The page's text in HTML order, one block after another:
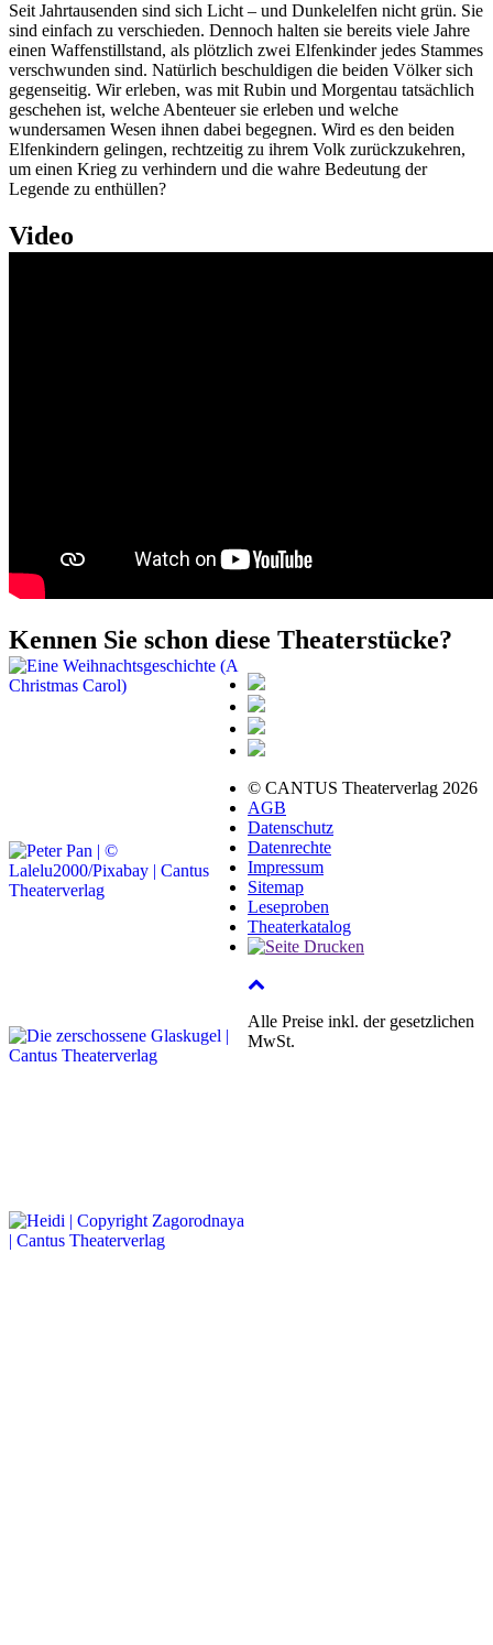
Seit Jahrtausenden sind sich Licht – und Dunkelelfen nicht grün. Sie
sind einfach zu verschieden. Dennoch halten sie bereits viele Jahre
einen Waffenstillstand, als plötzlich zwei Elfenkinder jedes Stammes
verschwunden sind. Natürlich beschuldigen die beiden Völker sich
gegenseitig. Wir erleben, was mit Rubin und Morgentau tatsächlich
geschehen ist, welche Abenteuer sie erleben und welche
wundersamen Wesen ihnen dabei begegnen. Wird es den beiden
Elfenkindern gelingen, rechtzeitig zu ihrem Volk zurückzukehren,
um einen Krieg zu verhindern und die wahre Bedeutung der
Legende zu enthüllen?
Video
Kennen Sie schon diese Theaterstücke?
© CANTUS Theaterverlag 2026
AGB
Datenschutz
Datenrechte
Impressum
Sitemap
Leseproben
Theaterkatalog
Alle Preise inkl. der gesetzlichen
MwSt.